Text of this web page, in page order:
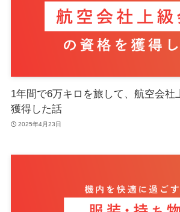
1年間で6万キロを旅して、航空会社
獲得した話
2025年4月23日